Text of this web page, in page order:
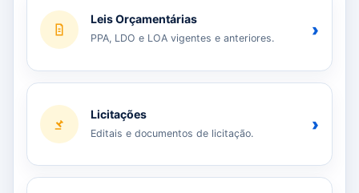
Leis Orçamentárias
PPA, LDO e LOA vigentes e anteriores. ›
Licitações
Editais e documentos de licitação. ›